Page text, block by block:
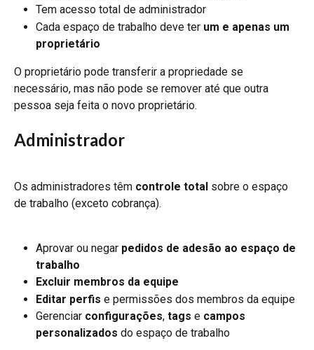
Tem acesso total de administrador
Cada espaço de trabalho deve ter um e apenas um
proprietário
O proprietário pode transferir a propriedade se
necessário, mas não pode se remover até que outra
pessoa seja feita o novo proprietário.
Administrador
Os administradores têm controle total sobre o espaço
de trabalho (exceto cobrança).
Aprovar ou negar pedidos de adesão ao espaço de
trabalho
Excluir membros da equipe
Editar perfis e permissões dos membros da equipe
Gerenciar configurações, tags e campos
personalizados do espaço de trabalho